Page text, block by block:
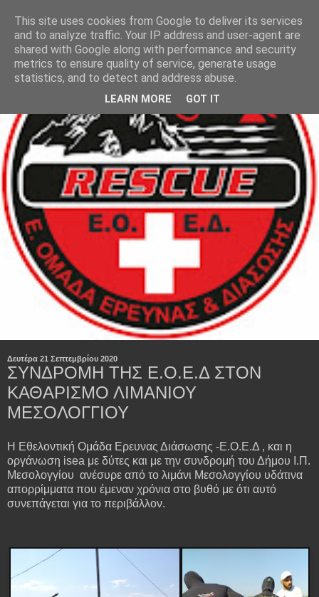
Δευτέρα 21 Σεπτεμβρίου 2020
ΣΥΝΔΡΟΜΗ ΤΗΣ Ε.Ο.Ε.Δ ΣΤΟΝ
ΚΑΘΑΡΙΣΜΟ ΛΙΜΑΝΙΟΥ
ΜΕΣΟΛΟΓΓΙΟΥ
Η Εθελοντική Ομάδα Ερευνας Διάσωσης -Ε.Ο.Ε.Δ , και η
οργάνωση isea με δύτες και με την συνδρομή του Δήμου Ι.Π.
Μεσολογγίου ανέσυρε από το λιμάνι Μεσολογγίου υδάτινα
απορρίμματα που έμεναν χρόνια στο βυθό με ότι αυτό
συνεπάγεται για το περιβάλλον.
This site uses cookies from Google to deliver its services
and to analyze traffic. Your IP address and user-agent are
shared with Google along with performance and security
metrics to ensure quality of service, generate usage
statistics, and to detect and address abuse.
LEARN MORE GOT IT